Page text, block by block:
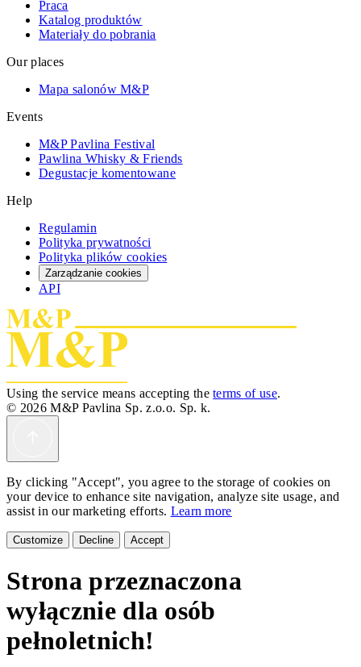
Praca
Katalog produktów
Materiały do pobrania
Our places
Mapa salonów M&P
Events
M&P Pavlina Festival
Pawlina Whisky & Friends
Degustacje komentowane
Help
Regulamin
Polityka prywatności
Polityka plików cookies
Zarządzanie cookies
API
Using the service means accepting theterms of use.
© 2026 M&P Pavlina Sp. z.o.o. Sp. k.
By clicking "Accept", you agree to the storage of cookies on
your device to enhance site navigation, analyze site usage, and
assist in our marketing efforts. Learn more
Customize Decline Accept
Strona przeznaczona
wyłącznie dla osób
pełnoletnich!